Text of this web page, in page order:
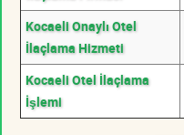
Kocaeli Onaylı Otel
İlaçlama Hizmeti
Kocaeli Otel İlaçlama
İşlemi